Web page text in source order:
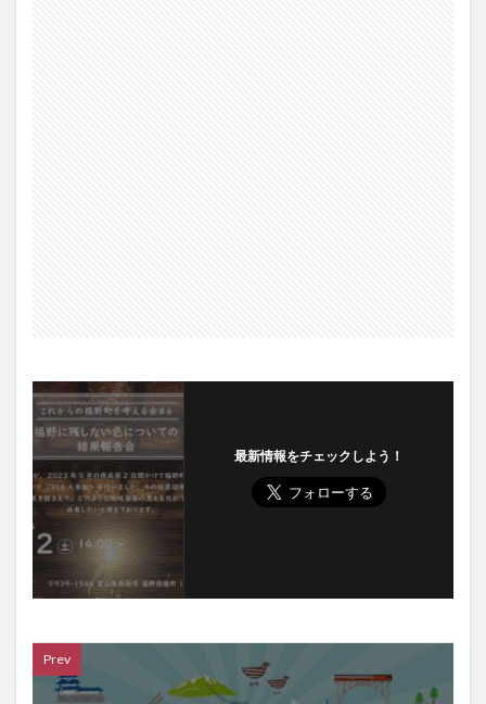
最新情報をチェックしよう！
Prev